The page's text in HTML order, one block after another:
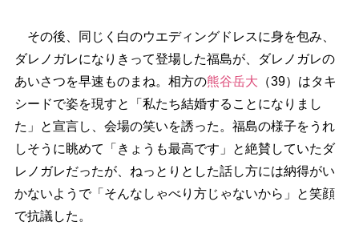
その後、同じく白のウエディングドレスに身を包み、
ダレノガレになりきって登場した福島が、ダレノガレの
あいさつを早速ものまね。相方の熊谷岳大 （39）はタキ
シードで姿を現すと「私たち結婚することになりまし
た」と宣言し、会場の笑いを誘った。福島の様子をうれ
しそうに眺めて「きょうも最高です」と絶賛していたダ
レノガレだったが、ねっとりとした話し方には納得がい
かないようで「そんなしゃべり方じゃないから」と笑顔
で抗議した。